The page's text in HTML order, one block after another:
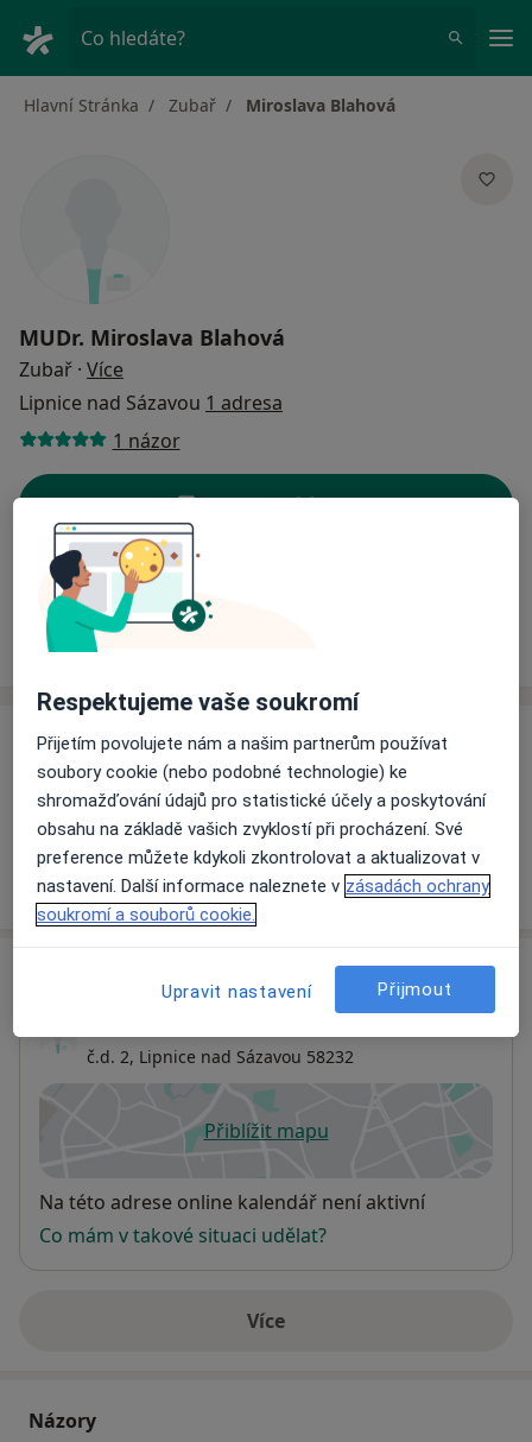
Co hledáte?
Hlavní Stránka Zubař Miroslava Blahová
MUDr. Miroslava Blahová
Zubař · Více
Lipnice nad Sázavou 1 adresa
1 názor
Kontaktní údaje
Rezervovat termín
Ceník
Ceník
Informace o službách a cenách nejsou k dispozici
Tento specialista ještě nepřidával žádné informace o
svých službách.
č.d. 2, Lipnice nad Sázavou 58232
Přiblížit mapuse otevře v nové záložce
Dostupnost
Na této adrese online kalendář není aktivní
Co mám v takové situaci udělat?
Víceo adrese
Názory
Respektujeme vaše soukromí
Přijetím povolujete nám a našim partnerům používat
soubory cookie (nebo podobné technologie) ke
shromažďování údajů pro statistické účely a poskytování
obsahu na základě vašich zvyklostí při procházení. Své
preference můžete kdykoli zkontrolovat a aktualizovat v
nastavení. Další informace naleznete v zásadách ochrany
soukromí a souborů cookie.
Upravit nastavení Přijmout